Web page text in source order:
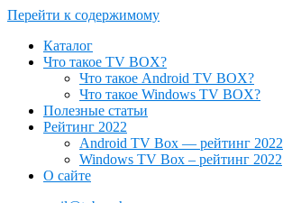
Перейти к содержимому
Каталог
Что такое TV BOX?
Что такое Android TV BOX?
Что такое Windows TV BOX?
Полезные статьи
Рейтинг 2022
Android TV Box — рейтинг 2022
Windows TV Box – рейтинг 2022
О сайте